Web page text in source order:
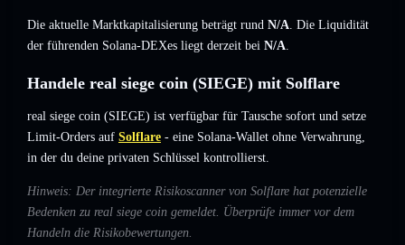
Die aktuelle Marktkapitalisierung beträgt rund N/A. Die Liquidität
der führenden Solana-DEXes liegt derzeit bei N/A.
Handele real siege coin (SIEGE) mit Solflare
real siege coin (SIEGE) ist verfügbar für Tausche sofort und setze
Limit-Orders auf Solflare - eine Solana-Wallet ohne Verwahrung,
in der du deine privaten Schlüssel kontrollierst.
Hinweis: Der integrierte Risikoscanner von Solflare hat potenzielle
Bedenken zu real siege coin gemeldet. Überprüfe immer vor dem
Handeln die Risikobewertungen.